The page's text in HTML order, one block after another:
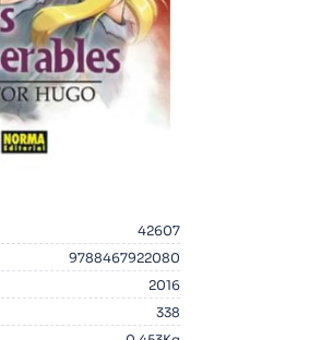
42607
9788467922080
2016
338